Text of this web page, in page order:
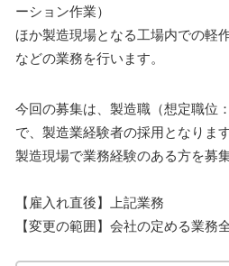
ーション作業）
ほか製造現場となる工場内での軽
などの業務を行います。
今回の募集は、製造職（想定職位
で、製造業経験者の採用となります
製造現場で業務経験のある方を募
【雇入れ直後】上記業務
【変更の範囲】会社の定める業務